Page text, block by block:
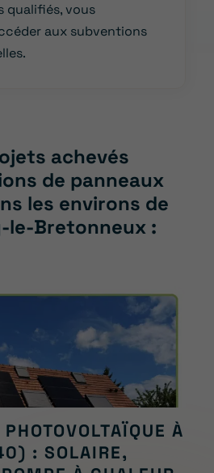
qualifiés, vous
aux subventions
achevés
de panneaux
les environs de
le-Bretonneux :
À
: SOLAIRE,